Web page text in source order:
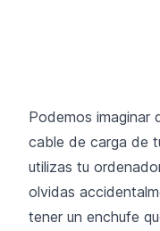
Podemos imaginar
cable de carga de
utilizas tu
olvidas
tener un enchufe